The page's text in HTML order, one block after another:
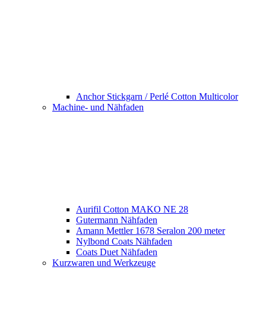
Anchor Stickgarn / Perlé Cotton Multicolor
Machine- und Nähfaden
Aurifil Cotton MAKO NE 28
Gutermann Nähfaden
Amann Mettler 1678 Seralon 200 meter
Nylbond Coats Nähfaden
Coats Duet Nähfaden
Kurzwaren und Werkzeuge